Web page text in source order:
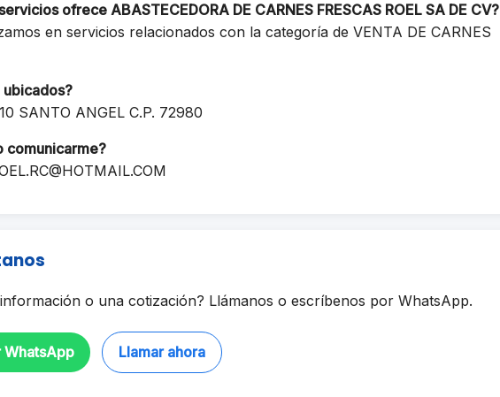
ofrece ABASTECEDORA DE CARNES FRESCAS ROEL SA DE CV?
en servicios relacionados con la categoría de VENTA DE CARNES
ubicados?
SANTO ANGEL C.P. 72980
comunicarme?
información o una cotización? Llámanos o escríbenos por WhatsApp.
WhatsApp Llamar ahora